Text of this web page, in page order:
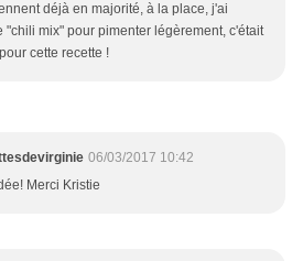
déjà en majorité, à la place, j'ai
"chili mix" pour pimenter légèrement, c'était
cette recette !
06/03/2017 10:42
Merci Kristie